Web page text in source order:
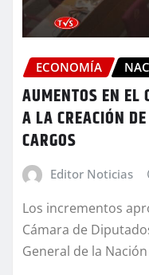
ECONOMÍA
AUMENTOS EN EL
A LA CREACIÓN
CARGOS
Editor Noticias
Los incrementos
Cámara de
General de la